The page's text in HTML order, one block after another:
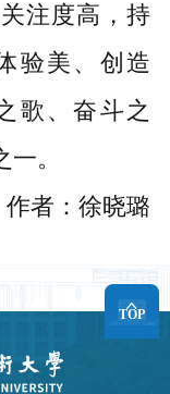
注度高，持
验美、创造
歌、奋斗之
。
作者：徐晓璐
TOP